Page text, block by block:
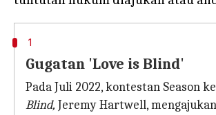
1
Gugatan 'Love is Blind'
Pada Juli 2022, kontestan Season
Blind, Jeremy Hartwell,